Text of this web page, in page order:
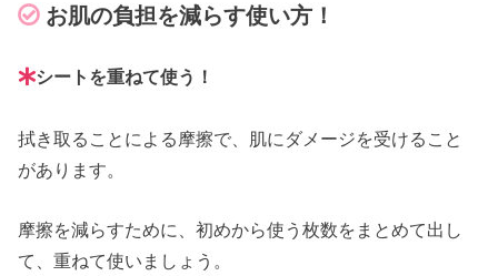
お肌の負担を減らす使い方！
シートを重ねて使う！
拭き取ることによる摩擦で、肌にダメージを受けること
があります。
摩擦を減らすために、初めから使う枚数をまとめて出し
て、重ねて使いましょう。